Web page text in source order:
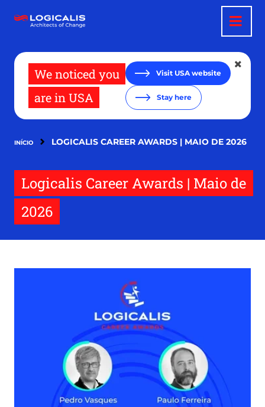
para
We noticed you
are in USA
Visit USA website
Stay here
INÍCIO LOGICALIS CAREER AWARDS | MAIO DE 2026
Logicalis Career Awards | Maio de
2026